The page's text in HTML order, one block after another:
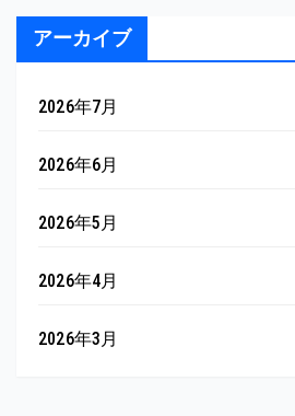
アーカイブ
2026年7月
2026年6月
2026年5月
2026年4月
2026年3月